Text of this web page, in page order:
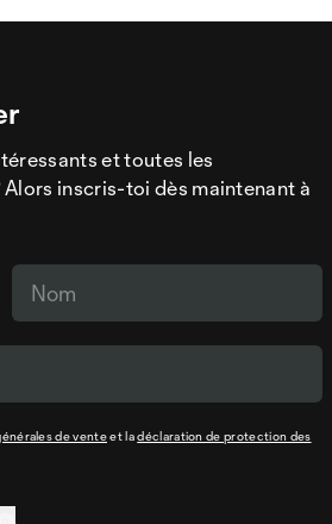
et toutes les
inscris-toi dès maintenant à
de venteet ladéclaration de protection des